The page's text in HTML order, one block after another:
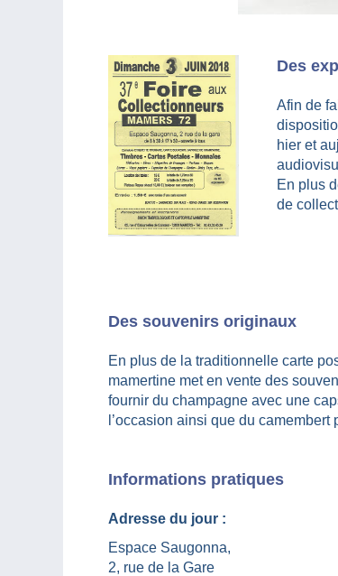
Des
Afin de
hier et
En plus
de
Des souvenirs originaux
En plus de la traditionnelle carte
mamertine met en vente des
fournir du champagne avec une
l’occasion ainsi que du
Informations pratiques
Adresse du jour :
Espace Saugonna,
2, rue de la Gare